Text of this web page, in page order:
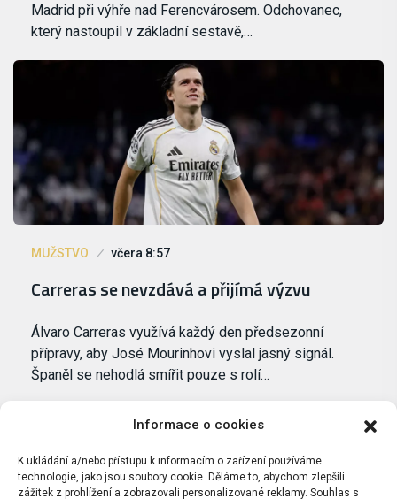
Informace o cookies
K ukládání a/nebo přístupu k informacím o zařízení používáme
technologie, jako jsou soubory cookie. Děláme to, abychom zlepšili
zážitek z prohlížení a zobrazovali personalizované reklamy. Souhlas s
Madrid při výhře nad Ferencvárosem. Odchovanec,
který nastoupil v základní sestavě,…
MUŽSTVO včera 8:57
Carreras se nevzdává a přijímá výzvu
Álvaro Carreras využívá každý den předsezonní
přípravy, aby José Mourinhovi vyslal jasný signál.
Španěl se nehodlá smířit pouze s rolí…